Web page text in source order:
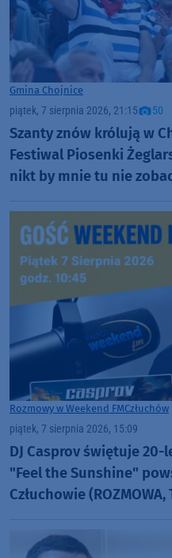
Gmina Chojnice
piątek, 7 sierpnia 2026, 21:15 50
Szanty znów królują w
Festiwal Piosenki
nikt by mnie tu nie
Rozmowy w Weekend FMCzłuchów
piątek, 7 sierpnia 2026, 15:09
DJ Casprov świętuje
"Feel the Sunshine"
Człuchowie (ROZMOWA,